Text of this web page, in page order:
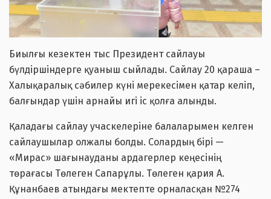
Биылғы кезектен тыс Президент сайлауы
бүлдіршіндерге қуаныш сыйлады. Сайлау 20 қараша –
Халықаралық сәбилер күні мерекесімен қатар келіп,
балғындар үшін арнайы игі іс қолға алынды.
Қаладағы сайлау учаскелеріне балаларымен келген
сайлаушылар олжалы болды. Солардың бірі —
«Мирас» шағынауданы ардагерлер кеңесінің
төрағасы Төлеген Сапарұлы. Төлеген қария А.
Құнанбаев атындағы мектепте орналасқан №274